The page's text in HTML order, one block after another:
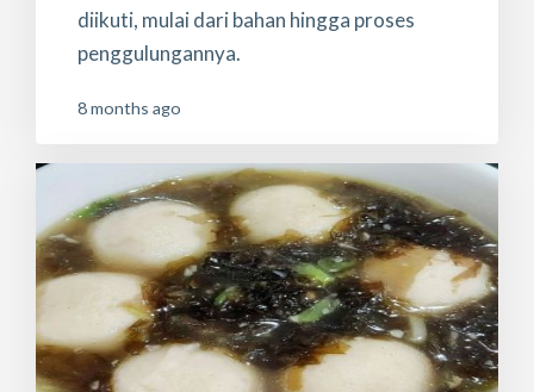
diikuti, mulai dari bahan hingga proses
penggulungannya.
8 months ago